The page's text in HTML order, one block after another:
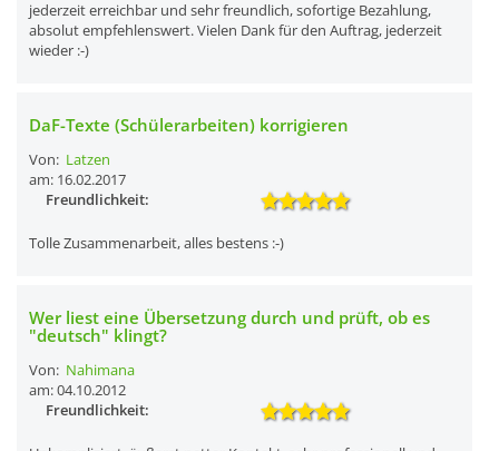
jederzeit erreichbar und sehr freundlich, sofortige Bezahlung,
absolut empfehlenswert. Vielen Dank für den Auftrag, jederzeit
wieder :-)
DaF-Texte (Schülerarbeiten) korrigieren
Von: Latzen
am: 16.02.2017
Freundlichkeit:
Tolle Zusammenarbeit, alles bestens :-)
Wer liest eine Übersetzung durch und prüft, ob es
"deutsch" klingt?
Von: Nahimana
am: 04.10.2012
Freundlichkeit: